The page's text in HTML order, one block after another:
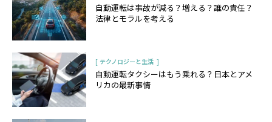
自動運転は事故が減る？増える？誰の責任？
法律とモラルを考える
[ テクノロジーと生活 ]
自動運転タクシーはもう乗れる？日本とアメ
リカの最新事情